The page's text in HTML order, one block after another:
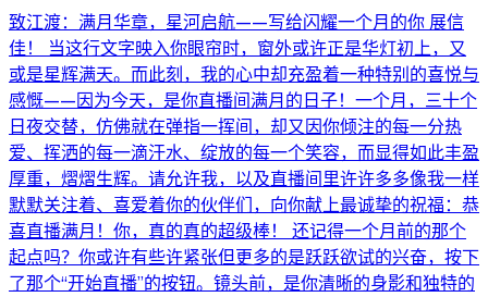
致江渡：满月华章，星河启航——写给闪耀一个月的你 展信
佳！ 当这行文字映入你眼帘时，窗外或许正是华灯初上，又
或是星辉满天。而此刻，我的心中却充盈着一种特别的喜悦与
感慨——因为今天，是你直播间满月的日子！一个月，三十个
日夜交替，仿佛就在弹指一挥间，却又因你倾注的每一分热
爱、挥洒的每一滴汗水、绽放的每一个笑容，而显得如此丰盈
厚重，熠熠生辉。请允许我，以及直播间里许许多多像我一样
默默关注着、喜爱着你的伙伴们，向你献上最诚挚的祝福：恭
喜直播满月！你，真的真的超级棒！ 还记得一个月前的那个
起点吗？你或许有些许紧张但更多的是跃跃欲试的兴奋，按下
了那个“开始直播”的按钮。镜头前，是你清晰的身影和独特的